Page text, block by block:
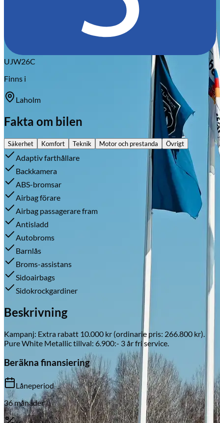
Skadeverkstad
UJW26C
Finns i
Laholm
Fakta om bilen
Säkerhet Komfort Teknik Motor och prestanda Övrigt
Adaptiv farthållare
Backkamera
ABS-bromsar
Airbag förare
Airbag passagerare fram
Antisladd
Autobroms
Barnlås
Broms-assistans
Sidoairbags
Sidokrockgardiner
Beskrivning
Kampanj: Extra rabatt 10.000 kr (ordinarie pris: 266.800 kr).
Pure White Metallic tillval: 6.900:- 3 år fri service.
Beräkna finansiering
Låneperiod
36månader